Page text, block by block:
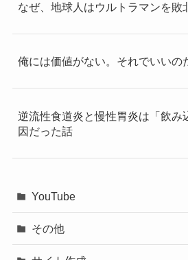
なぜ、地球人はウルトラマンを敗
俺には価値がない。それでいいの
逆流性食道炎と慢性胃炎は「飲み
因だった話
YouTube
その他